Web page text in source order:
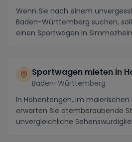
Wenn Sie nach einem
Baden-Württemberg suchen,
einen Sportwagen in
Sportwagen mieten in
Baden-Württemberg
In Hohentengen, im
erwarten Sie atemberaubende
unvergleichliche